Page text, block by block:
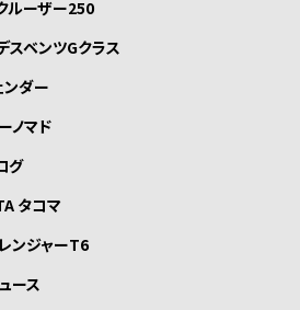
ルーザー250
スベンツGクラス
ンダー
ノマド
グ
タコマ
ンジャーT6
ース